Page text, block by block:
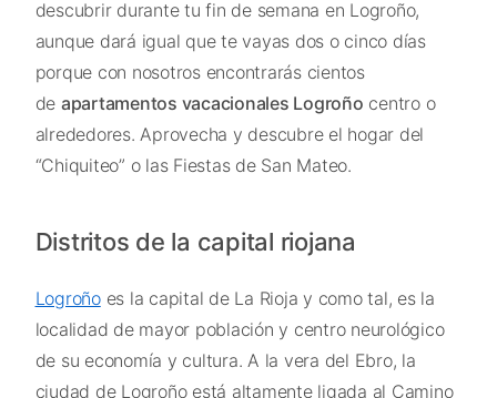
descubrir durante tu fin de semana en Logroño,
aunque dará igual que te vayas dos o cinco días
porque con nosotros encontrarás cientos
de apartamentos vacacionales Logroño centro o
alrededores. Aprovecha y descubre el hogar del
“Chiquiteo” o las Fiestas de San Mateo.
Distritos de la capital riojana
Logroñoes la capital de La Rioja y como tal, es la
localidad de mayor población y centro neurológico
de su economía y cultura. A la vera del Ebro, la
ciudad de Logroño está altamente ligada al Camino